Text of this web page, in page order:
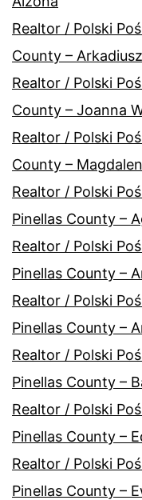
Realtor / Polski
County –
Realtor / Polski
County – Joanna
Realtor / Polski
County –
Realtor / Polski
Pinellas County –
Realtor / Polski
Pinellas County –
Realtor / Polski
Pinellas County –
Realtor / Polski
Pinellas County –
Realtor / Polski
Pinellas County –
Realtor / Polski
Pinellas County –